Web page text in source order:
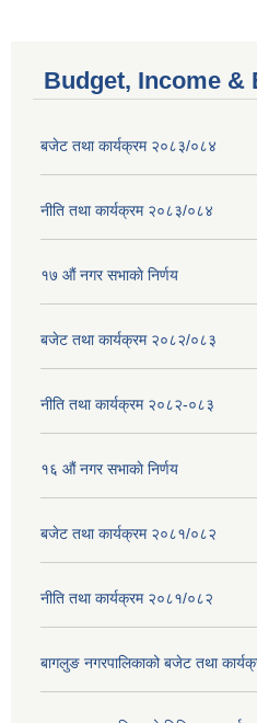
Budget, Income &
बजेट तथा कार्यक्रम २०८३/०८४
नीति तथा कार्यक्रम २०८३/०८४
१७ ‌‍औं नगर सभाकाे निर्णय
बजेट तथा कार्यक्रम २०८२/०८३
नीति तथा कार्यक्रम २०८२-०८३
१६ ‌औं नगर सभाकाे निर्णय
बजेट तथा कार्यक्रम २०८१/०८२
नीति तथा कार्यक्रम २०८१/०८२
बागलुङ नगरपालिकाको बजेट तथा